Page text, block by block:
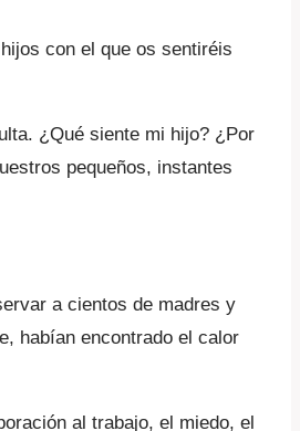
con el que os sentiréis
¿Qué siente mi hijo? ¿Por
pequeños, instantes
a cientos de madres y
habían encontrado el calor
al trabajo, el miedo, el